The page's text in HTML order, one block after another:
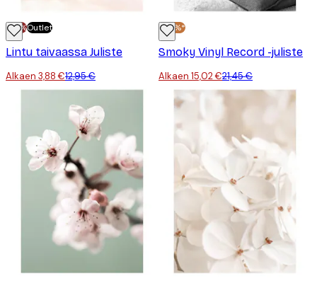
-70%Outlet
Lintu taivaassa Juliste
Alkaen 3,88 €12,95 €
-30%*
Smoky Vinyl Record -juliste
Alkaen 15,02 €21,45 €